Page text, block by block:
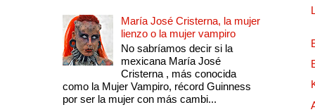
María José Cristerna, la mujer
lienzo o la mujer vampiro
No sabríamos decir si la
mexicana María José
Cristerna , más conocida
como la Mujer Vampiro, récord Guinness
por ser la mujer con más cambi...